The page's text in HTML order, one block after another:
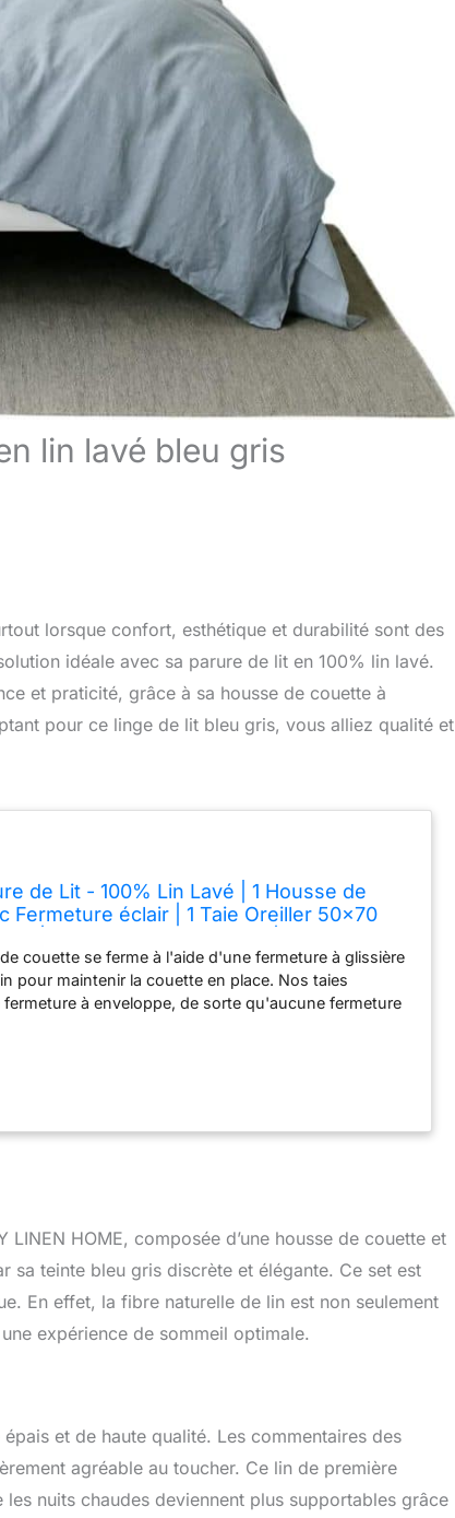
lin lavé bleu gris
lorsque confort, esthétique et durabilité sont des
idéale avec sa parure de lit en 100% lin lavé.
et praticité, grâce à sa housse de couette à
pour ce linge de lit bleu gris, vous alliez qualité et
de Lit - 100% Lin Lavé | 1 Housse de
Fermeture éclair | 1 Taie Oreiller 50x70
couette se ferme à l'aide d'une fermeture à glissière
pour maintenir la couette en place. Nos taies
à enveloppe, de sorte qu'aucune fermeture
permet de rester au frais pendant les chaudes nuits
les saisons plus froides. Tissu épais - Longévité.
lin de 160 g/m2, ce qui est plus lourd que le lin
marques. Ce type de lin est moins sujet à l'usure
mieux sa qualité initiale, même après de nombreux
naturelles les plus résistantes de la planète en
et étroitement enroulées. Une fois tissées ensemble,
qui contribue directement à la durabilité et à la
Ces longues fibres confèrent également au lin un
il devient plus résistant et plus doux à chaque lavage.
agressifs. Nous adoptons une approche cohérente
avons également choisi de travailler avec une
en Suisse et adaptée au contact avec la peau.
dans l'UE: - Situés en Europe, nous utilisons du lin
avec des partenaires locaux pour maintenir la qualité
HOME, composée d’une housse de couette et
sa teinte bleu gris discrète et élégante. Ce set est
En effet, la fibre naturelle de lin est non seulement
expérience de sommeil optimale.
et de haute qualité. Les commentaires des
agréable au toucher. Ce lin de première
nuits chaudes deviennent plus supportables grâce